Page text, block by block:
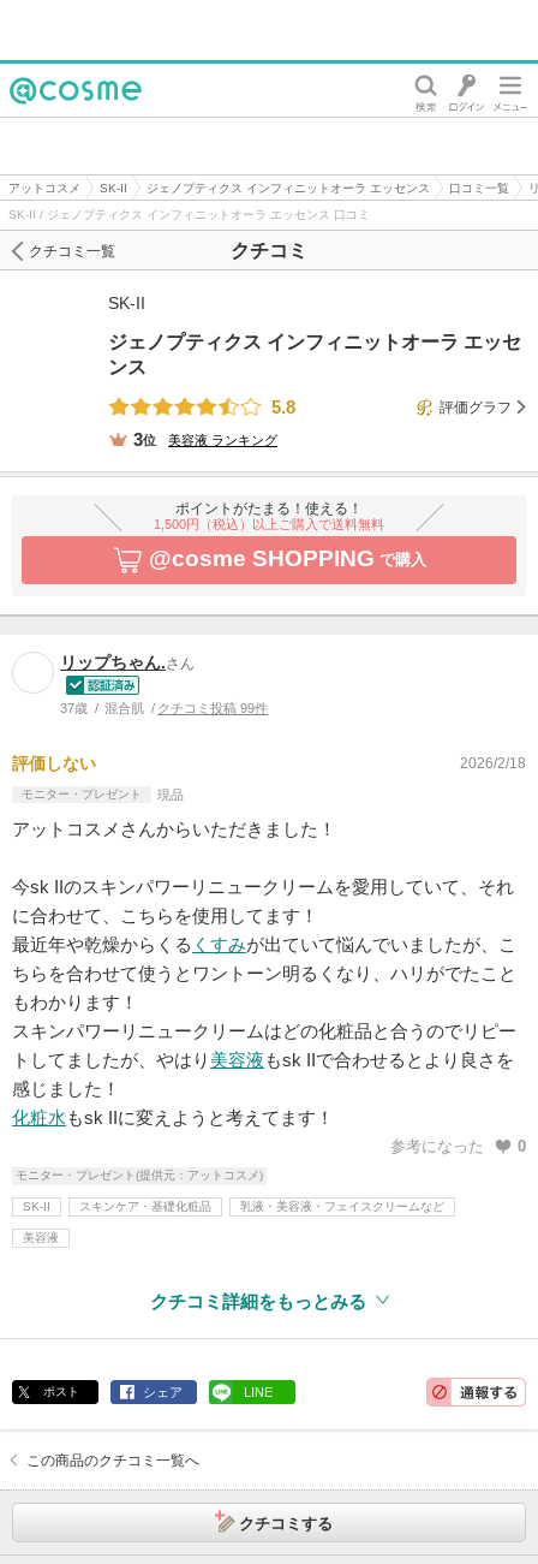
アットコスメ SK-II ジェノプティクス インフィニットオーラ エッセンス 口コミ一覧
SK-II / ジェノプティクス インフィニットオーラ エッセンス 口コミ
クチコミ
クチコミ一覧
SK-II
ジェノプティクス インフィニットオーラ エッセ
ンス
5.8
評価グラフ
3位 美容液 ランキング
ポイントがたまる！使える！
1,500円（税込）以上ご購入で送料無料
@cosme SHOPPING で購入
リップちゃん.さん
37歳 混合肌 クチコミ投稿 99件
評価しない 2026/2/18
モニター・プレゼント 現品
アットコスメさんからいただきました！
今sk IIのスキンパワーリニュークリームを愛用していて、それ
に合わせて、こちらを使用してます！
最近年や乾燥からくる くすみが出ていて悩んでいましたが、こ
ちらを合わせて使うとワントーン明るくなり、ハリがでたこと
もわかります！
スキンパワーリニュークリームはどの化粧品と合うのでリピー
トしてましたが、やはり 美容液 もsk IIで合わせるとより良さを
感じました！
化粧水 もsk IIに変えようと考えてます！
参考になった 0
モニター・プレゼント(提供元：アットコスメ)
SK-II スキンケア・基礎化粧品 乳液・美容液・フェイスクリームなど
美容液
クチコミ詳細をもっとみる
ポスト シェア LINE
この商品のクチコミ一覧へ
クチコミする